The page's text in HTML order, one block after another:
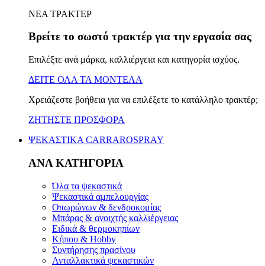
ΝΕΑ ΤΡΑΚΤΕΡ
Βρείτε το σωστό τρακτέρ για την εργασία σας
Επιλέξτε ανά μάρκα, καλλιέργεια και κατηγορία ισχύος.
ΔΕΙΤΕ ΟΛΑ ΤΑ ΜΟΝΤΕΛΑ
Χρειάζεστε βοήθεια για να επιλέξετε το κατάλληλο τρακτέρ;
ΖΗΤΗΣΤΕ ΠΡΟΣΦΟΡΑ
ΨΕΚΑΣΤΙΚΑ CARRAROSPRAY
ΑΝΑ ΚΑΤΗΓΟΡΙΑ
Όλα τα ψεκαστικά
Ψεκαστικά αμπελουργίας
Οπωρώνων & δενδροκομίας
Μπάρας & ανοιχτής καλλιέργειας
Ειδικά & θερμοκηπίων
Κήπου & Hobby
Συντήρησης πρασίνου
Ανταλλακτικά ψεκαστικών